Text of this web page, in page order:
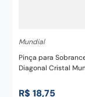
Mundial
Pinça para
Diagonal Cristal
R$ 18,75